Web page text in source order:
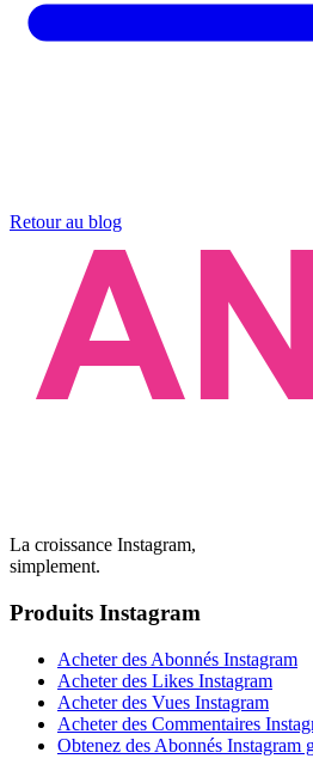
Retour au blog
La croissance Instagram,
simplement.
Produits Instagram
Acheter des Abonnés Instagram
Acheter des Likes Instagram
Acheter des Vues Instagram
Acheter des Commentaires
Obtenez des Abonnés Instagram